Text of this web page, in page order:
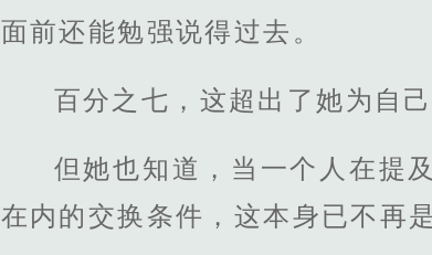
面前还能勉强说得过去。
百分之七，这超出了她为自己
但她也知道，当一个人在提
在内的交换条件，这本身已不再